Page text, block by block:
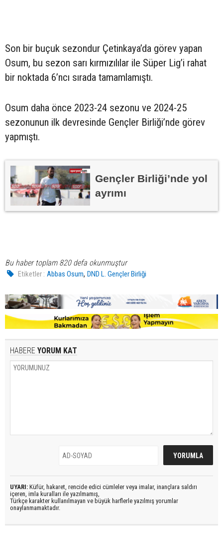
Son bir buçuk sezondur Çetinkaya’da görev yapan
Osum, bu sezon sarı kırmızılılar ile Süper Lig’i rahat
bir noktada 6’ncı sırada tamamlamıştı.
Osum daha önce 2023-24 sezonu ve 2024-25
sezonunun ilk devresinde Gençler Birliği’nde görev
yapmıştı.
Gençler Birliği’nde yol
ayrımı
Bu haber toplam 820 defa okunmuştur
Etiketler : Abbas Osum,DND L. Gençler Birliği
HABERE YORUM KAT
UYARI: Küfür, hakaret, rencide edici cümleler veya imalar, inançlara saldırı
içeren, imla kuralları ile yazılmamış,
Türkçe karakter kullanılmayan ve büyük harflerle yazılmış yorumlar
onaylanmamaktadır.